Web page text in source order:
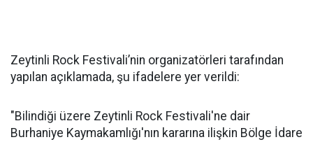
Zeytinli Rock Festivali’nin organizatörleri tarafından
yapılan açıklamada, şu ifadelere yer verildi:
"Bilindiği üzere Zeytinli Rock Festivali'ne dair
Burhaniye Kaymakamlığı'nın kararına ilişkin Bölge İdare